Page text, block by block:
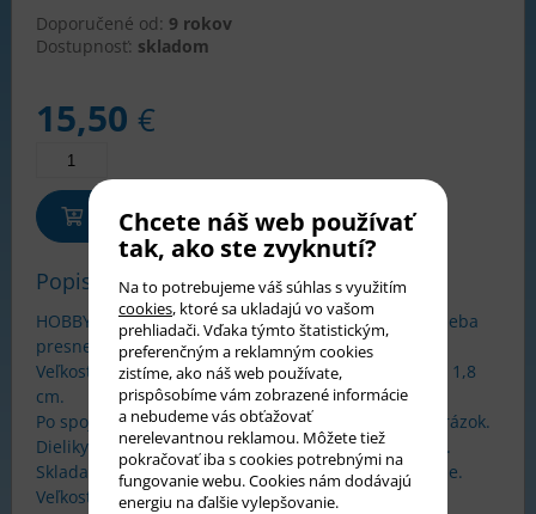
Doporučené od: 9 rokov
Dostupnosť: skladom
15,50 €
Pridať do košíka
Popis tovaru
HOBBY Puzzle Castorland - 2000 dielikov, ktoré do seba
presne zapadajú.
Veľkosť obrázka 92 x 68 cm. Približná veľkosť dielika 1,8
cm.
Po spojení všetkých dielikov získate požadovaný obrázok.
Dieliky sú z tvrdého, pevného, kvalitného materiálu.
Skladanie puzzle rozvíja kreatívne a logické myslenie.
Veľkosť krabice 38 x 26 x 5 cm.
Chcete náš web používať
tak, ako ste zvyknutí?
Na to potrebujeme váš súhlas s využitím
cookies, ktoré sa ukladajú vo vašom
prehliadači. Vďaka týmto štatistickým,
preferenčným a reklamným cookies
zistíme, ako náš web používate,
prispôsobíme vám zobrazené informácie
a nebudeme vás obťažovať
nerelevantnou reklamou. Môžete tiež
pokračovať iba s cookies potrebnými na
fungovanie webu. Cookies nám dodávajú
energiu na ďalšie vylepšovanie.